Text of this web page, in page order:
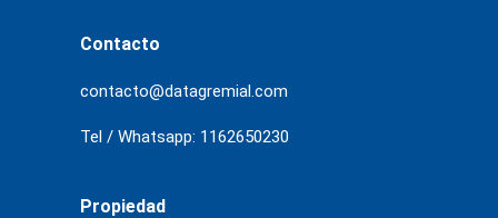
Contacto
contacto@datagremial.com
Tel / Whatsapp: 1162650230
Propiedad